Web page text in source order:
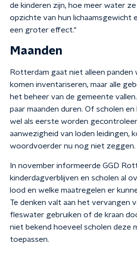
de kinderen zijn, hoe meer water
opzichte van hun lichaamsgewicht
een groter effect."
Maanden
Rotterdam gaat niet alleen panden
komen inventariseren, maar alle
het beheer van de gemeente
paar maanden duren. Of scholen
wel als eerste worden
aanwezigheid van loden leidingen,
woordvoerder nu nog niet zeggen.
In november informeerde GGD
kinderdagverblijven en scholen al
lood en welke maatregelen er
Te denken valt aan het vervangen
fleswater gebruiken of de kraan
niet bekend hoeveel scholen deze
toepassen.